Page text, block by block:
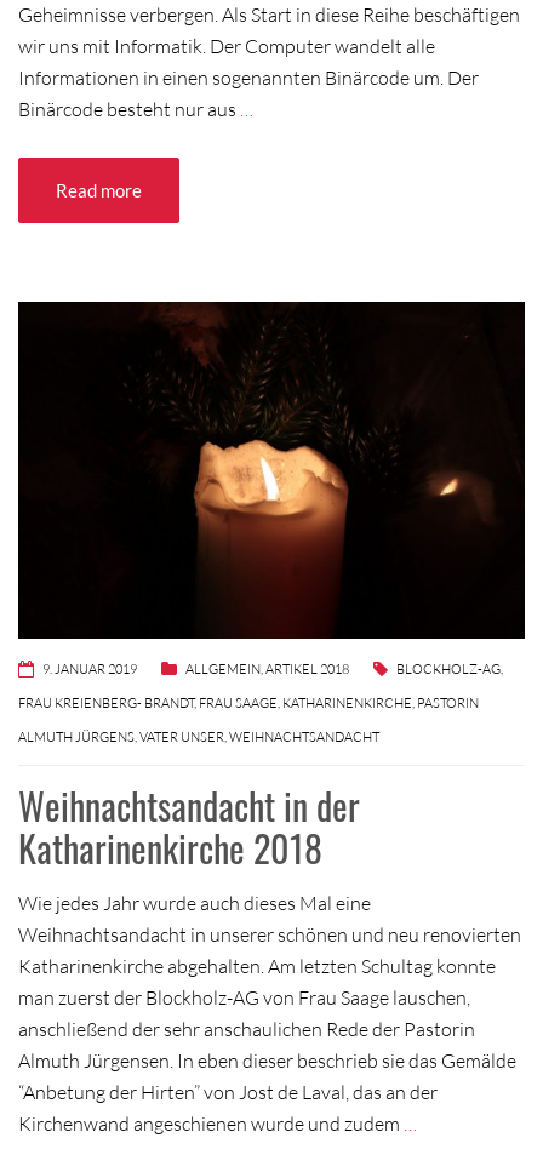
Geheimnisse verbergen. Als Start in diese Reihe beschäftigen
wir uns mit Informatik. Der Computer wandelt alle
Informationen in einen sogenannten Binärcode um. Der
Binärcode besteht nur aus
Read more
9. JANUAR 2019 ALLGEMEIN,ARTIKEL 2018 BLOCKHOLZ-AG,
FRAU KREIENBERG- BRANDT, FRAU SAAGE, KATHARINENKIRCHE, PASTORIN
ALMUTH JÜRGENS,VATER UNSER,WEIHNACHTSANDACHT
Weihnachtsandacht in der
Katharinenkirche 2018
Wie jedes Jahr wurde auch dieses Mal eine
Weihnachtsandacht in unserer schönen und neu renovierten
Katharinenkirche abgehalten. Am letzten Schultag konnte
man zuerst der Blockholz-AG von Frau Saage lauschen,
anschließend der sehr anschaulichen Rede der Pastorin
Almuth Jürgensen. In eben dieser beschrieb sie das Gemälde
“Anbetung der Hirten” von Jost de Laval, das an der
Kirchenwand angeschienen wurde und zudem …